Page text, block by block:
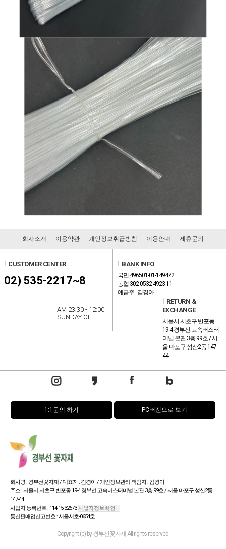
회사소개 이용약관 개인정보취급방침 이용안내 제휴문의
l CUSTOMER CENTER
02) 535-2217~8
AM 23:30 - 12:00
SUNDAY OFF
l BANK INFO
국민 496501-01-149472
농협 302-0532-4923-11
예금주 : 김경아
l RETURN &
EXCHANGE
서울시 서초구 반포동
19-4 경부선 고속버스터
미널 본관 3층 99호 / 서
울 마포구 성산2동 147-
44
1:1문의 하기 PC버전으로 보기
회사명 : 경부선꽃자재 / 대표자 : 김경아 / 개인정보관리 책임자 : 김경아
주소 : 서울시 서초구 반포동 19-4 경부선 고속버스터미널 본관 3층 99호 / 서울 마포구 성산2동
147-44
사업자 등록번호 : 114-15-32673
통신판매업신고번호 : 서울서초-0654호
Copyright (c) by 경부선꽃자재 All rights reserved.